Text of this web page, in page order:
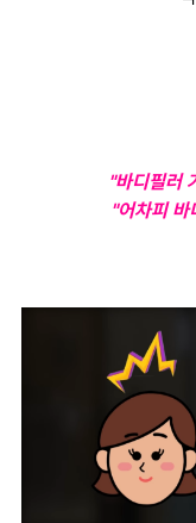
"바디필러
"어차피 바